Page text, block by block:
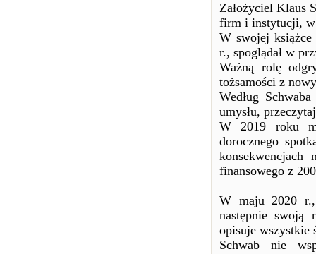
Założyciel Klaus
firm i instytucji, w
W swojej książce
r., spoglądał w
Ważną rolę
tożsamości z
Według
umysłu,
W 2019 roku
dorocznego
konsekwencjach
finansowego z
W maju 2020 r.,
następnie swoją
opisuje wszystkie
Schwab nie